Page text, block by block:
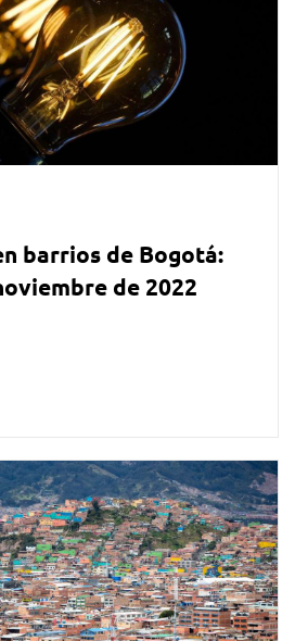
barrios de Bogotá:
de 2022